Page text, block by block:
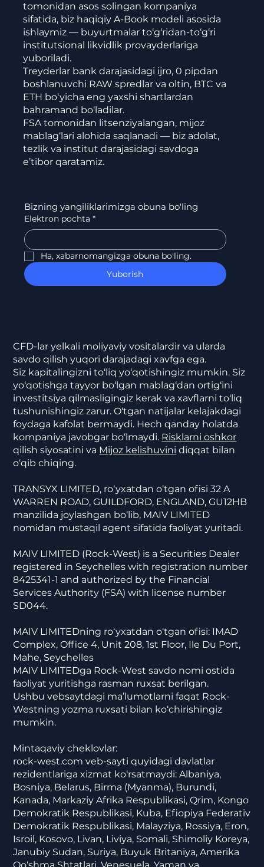
tomonidan asos solingan kompaniya
sifatida, biz haqiqiy A-Book modeli asosida
ishlaymiz — buyurtmalar to‘g‘ridan-to‘g‘ri
institutsional likvidlik provayderlariga
yuboriladi.
Treyderlar bank darajasidagi ijro, 0 pipdan
boshlanuvchi RAW spredlar va oltin, BTC va
ETH bo‘yicha eng yaxshi shartlardan
bahramand bo‘ladilar.
FSA tomonidan litsenziyalangan, mijoz
mablag‘lari alohida saqlanadi — biz adolat,
tezlik va institut darajasidagi savdoga
e’tibor qaratamiz.
Bizning yangiliklarimizga obuna bo'ling
Elektron pochta *
Ha, xabarnomangizga obuna bo'ling.
Yuborish
CFD-lar yelkali moliyaviy vositalardir va ularda
savdo qilish yuqori darajadagi xavfga ega.
Siz kapitalingizni to‘liq yo‘qotishingiz mumkin. Siz
yo‘qotishga tayyor bo‘lgan mablag‘dan ortig‘ini
investitsiya qilmasligingiz kerak va xavflarni to‘liq
tushunishingiz zarur. O‘tgan natijalar kelajakdagi
foydaga kafolat bermaydi. Hech qanday holatda
kompaniya javobgar bo‘lmaydi. Risklarni oshkor
qilish siyosatini va Mijoz kelishuvini diqqat bilan
o‘qib chiqing.
TRANSYX LIMITED, ro‘yxatdan o‘tgan ofisi 32 A
WARREN ROAD, GUILDFORD, ENGLAND, GU12HB
manzilida joylashgan bo‘lib, MAIV LIMITED
nomidan mustaqil agent sifatida faoliyat yuritadi.
MAIV LIMITED (Rock-West) is a Securities Dealer
registered in Seychelles with registration number
8425341-1 and authorized by the Financial
Services Authority (FSA) with license number
SD044.
MAIV LIMITEDning ro‘yxatdan o‘tgan ofisi: IMAD
Complex, Office 4, Unit 208, 1st Floor, Ile Du Port,
Mahe, Seychelles
MAIV LIMITEDga Rock-West savdo nomi ostida
faoliyat yuritishga rasman ruxsat berilgan.
Ushbu vebsaytdagi ma’lumotlarni faqat Rock-
Westning yozma ruxsati bilan ko‘chirishingiz
mumkin.
Mintaqaviy cheklovlar:
rock-west.com veb-sayti quyidagi davlatlar
rezidentlariga xizmat ko‘rsatmaydi: Albaniya,
Bosniya, Belarus, Birma (Myanma), Burundi,
Kanada, Markaziy Afrika Respublikasi, Qrim, Kongo
Demokratik Respublikasi, Kuba, Efiopiya Federativ
Demokratik Respublikasi, Malayziya, Rossiya, Eron,
Isroil, Kosovo, Livan, Liviya, Somali, Shimoliy Koreya,
Janubiy Sudan, Suriya, Buyuk Britaniya, Amerika